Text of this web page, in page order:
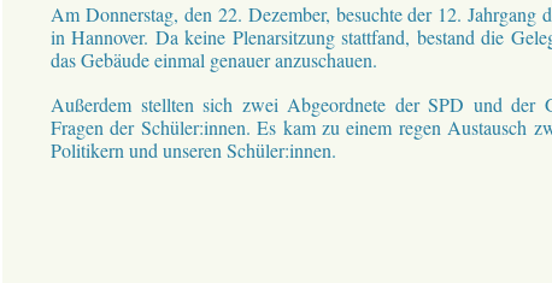
Am Donnerstag, den 22. Dezember, besuchte der 12. Jahrgang
in Hannover. Da keine Plenarsitzung stattfand, bestand die
das Gebäude einmal genauer anzuschauen.
Außerdem stellten sich zwei Abgeordnete der SPD und der
Fragen der Schüler:innen. Es kam zu einem regen Austausch
Politikern und unseren Schüler:innen.